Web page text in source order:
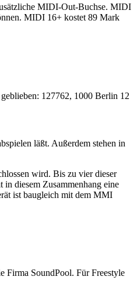
MIDI-Out-Buchse. MIDI
MIDI 16+ kostet 89 Mark
127762, 1000 Berlin 12
läßt. Außerdem stehen in
wird. Bis zu vier dieser
diesem Zusammenhang eine
ist baugleich mit dem MMI
Firma SoundPool. Für Freestyle